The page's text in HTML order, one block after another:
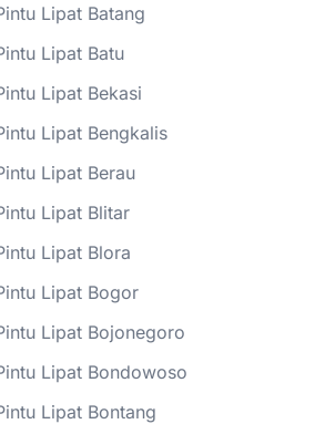
Lipat Batang
Lipat Batu
Lipat Bekasi
Lipat Bengkalis
Lipat Berau
Lipat Blitar
Lipat Blora
Lipat Bogor
Lipat Bojonegoro
Lipat Bondowoso
Lipat Bontang